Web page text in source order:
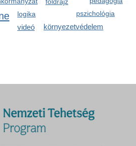
pszichológia
logika
környezetvédelem
videó